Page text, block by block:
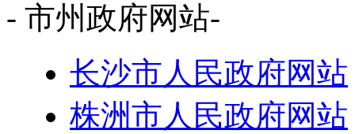
- 市州政府网站-
长沙市人民政府网站
株洲市人民政府网站